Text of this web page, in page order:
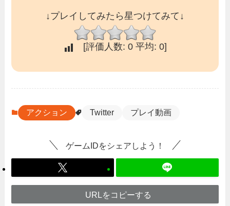
↓プレイしてみたら星つけてみて↓
[評価人数: 0平均: 0]
アクション Twitter プレイ動画
ゲームIDをシェアしよう！
URLをコピーする